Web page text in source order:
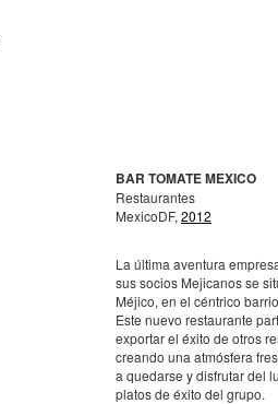
BAR TOMATE MEXICO
Restaurantes
MexicoDF, 2012
La última aventura
sus socios Mejicanos se
Méjico, en el céntrico
Este nuevo restaurante
exportar el éxito de otros
creando una atmósfera
a quedarse y disfrutar del
platos de éxito del grupo.